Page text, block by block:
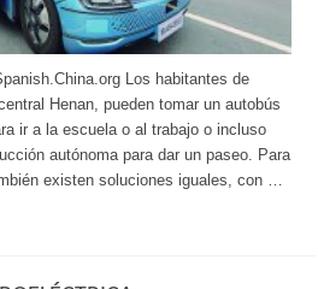
Los habitantes de
Henan, pueden tomar un autobús
ir a la escuela o al trabajo o incluso
autónoma para dar un paseo. Para
existen soluciones iguales, con …